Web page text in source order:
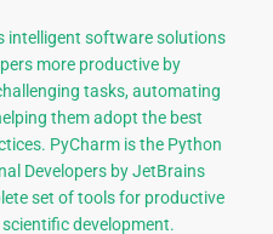
intelligent software solutions
more productive by
tasks, automating
them adopt the best
PyCharm is the Python
Developers by JetBrains
set of tools for productive
development.